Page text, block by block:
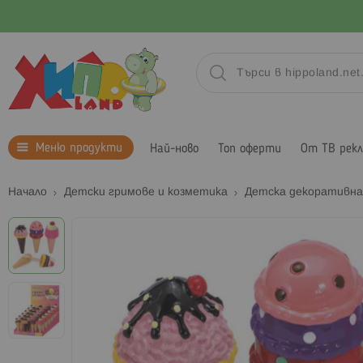
Меню продукти Най-ново Топ оферти От ТВ
Начало Детски гримове и козметика Детска
Преминете
към
края
на
галерията
изображенията